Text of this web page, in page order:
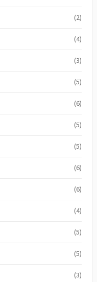
(2)
(4)
(3)
(5)
(6)
(5)
(5)
(6)
(6)
(4)
(5)
(5)
(3)